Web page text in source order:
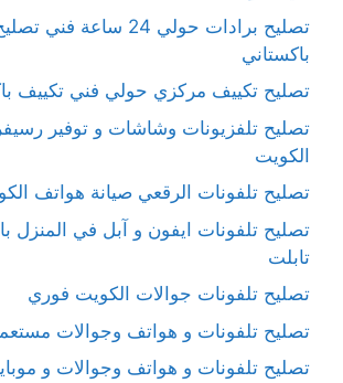
تصليح برادات حولي 24 ساعة
باكستاني
تصليح تكييف مركزي حولي فني تكييف
تصليح تلفزيونات وشاشات و توفير
الكويت
تصليح تلفونات الرقعي صيانة هواتف
تصليح تلفونات ايفون و آبل في المنزل
تابلت
تصليح تلفونات جوالات الكويت فوري
تصليح تلفونات و هواتف وجوالات
تصليح تلفونات و هواتف وجوالات و